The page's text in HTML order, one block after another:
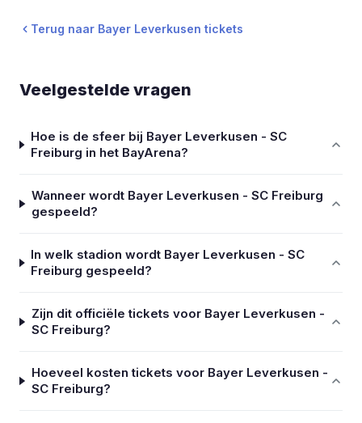
Terug naar Bayer Leverkusen tickets
Veelgestelde vragen
Hoe is de sfeer bij Bayer Leverkusen - SC
Freiburg in het BayArena?
Wanneer wordt Bayer Leverkusen - SC Freiburg
gespeeld?
In welk stadion wordt Bayer Leverkusen - SC
Freiburg gespeeld?
Zijn dit officiële tickets voor Bayer Leverkusen -
SC Freiburg?
Hoeveel kosten tickets voor Bayer Leverkusen -
SC Freiburg?